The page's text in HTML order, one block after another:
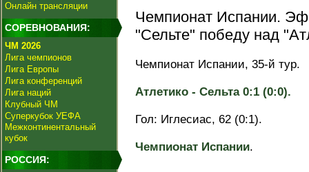
Онлайн трансляции
СОРЕВНОВАНИЯ:
ЧМ 2026
Лига чемпионов
Лига Европы
Лига конференций
Лига наций
Клубный ЧМ
Суперкубок УЕФА
Межконтинентальный
кубок
РОССИЯ:
Чемпионат Испании.
"Сельте" победу над
Чемпионат Испании, 35-й тур.
Атлетико - Сельта 0:1 (0:0).
Гол: Иглесиас, 62 (0:1).
Чемпионат Испании.